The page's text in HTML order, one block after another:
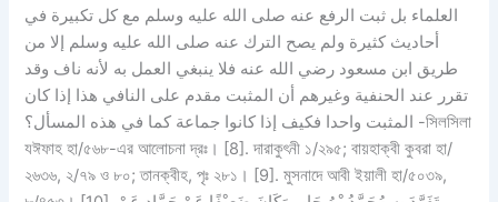
العلماء بل ثبت الرفع عنه صلى الله عليه وسلم مع كل تكبيرة في
أحاديث كثيرة ولم يصح الترك عنه صلى الله عليه وسلم إلا من
طريق ابن مسعود رضي الله عنه فلا ينبغي العمل به لأنه ناف وقد
تقرر عند الحنفية وغيرهم أن المثبت مقدم على النافي هذا إذا كان
المثبت واحدا فكيف إذا كانوا جماعة كما في هذه المسأل؟ -সিলসিলা
যঈফাহ হা/৫৬৮-এর আলোচনা দ্রঃ। [8]. দারাকুৎনী ১/২৯৫; বায়হাক্বী কুবরা হা/
২৬৩৬, ২/৭৯ ও ৮০; তানক্বীহ, পৃঃ ২৮১। [9]. মুসনাদে আবী ইয়ালী হা/৫০৩৯,